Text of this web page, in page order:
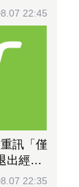
22:45
訊「僅
出經
22:35